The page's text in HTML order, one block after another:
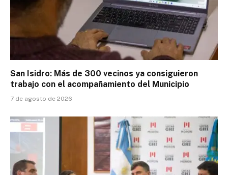
San Isidro: Más de 300 vecinos ya consiguieron
trabajo con el acompañamiento del Municipio
7 de agosto de 2026